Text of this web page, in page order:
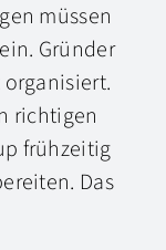
müssen
Gründer
richtigen
frühzeitig
Das